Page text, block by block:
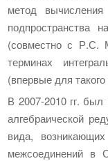
метод
подпространства
(совместно с Р.С.
терминах
(впервые для
В 2007-2010 гг.
алгебраической
вида,
межсоединений в